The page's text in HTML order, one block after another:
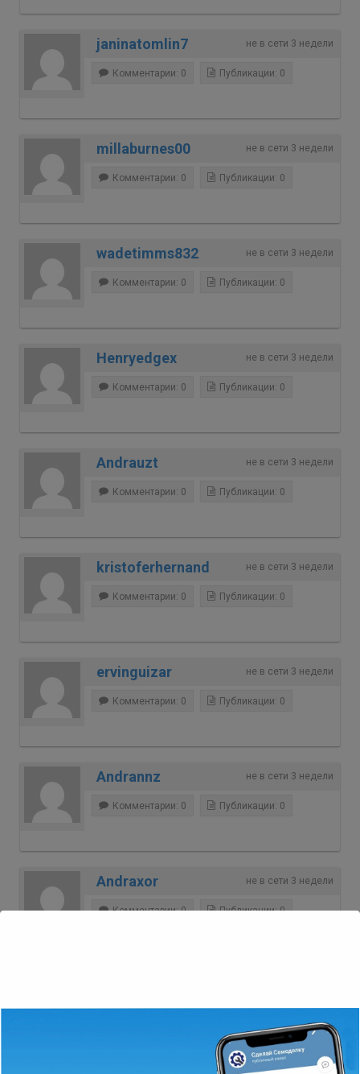
не в сети 3 недели
janinatomlin7
Комментарии: 0 Публикации: 0
не в сети 3 недели
millaburnes00
Комментарии: 0 Публикации: 0
не в сети 3 недели
wadetimms832
Комментарии: 0 Публикации: 0
не в сети 3 недели
Henryedgex
Комментарии: 0 Публикации: 0
не в сети 3 недели
Andrauzt
Комментарии: 0 Публикации: 0
не в сети 3 недели
kristoferhernand
Комментарии: 0 Публикации: 0
не в сети 3 недели
ervinguizar
Комментарии: 0 Публикации: 0
не в сети 3 недели
Andrannz
Комментарии: 0 Публикации: 0
не в сети 3 недели
Andraxor
Комментарии: 0 Публикации: 0